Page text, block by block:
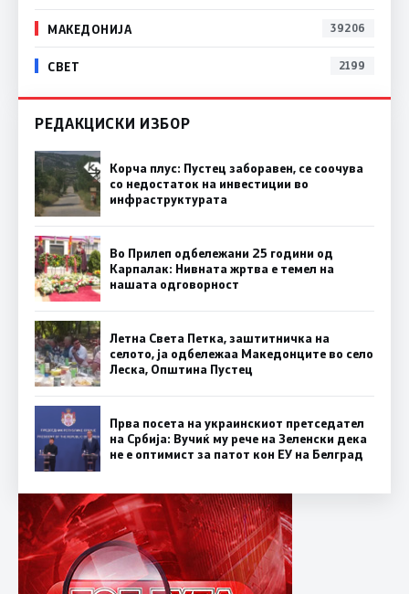
МАКЕДОНИЈА 39206
СВЕТ 2199
РЕДАКЦИСКИ ИЗБОР
Корча плус: Пустец заборавен, се соочува
со недостаток на инвестиции во
инфраструктурата
Во Прилеп одбележани 25 години од
Карпалак: Нивната жртва е темел на
нашата одговорност
Летна Света Петка, заштитничка на
селото, ја одбележаа Македонците во село
Леска, Општина Пустец
Прва посета на украинскиот претседател
на Србија: Вучиќ му рече на Зеленски дека
не е оптимист за патот кон ЕУ на Белград